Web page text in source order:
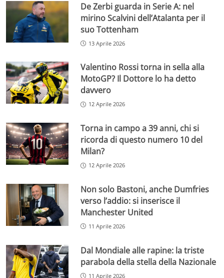
De Zerbi guarda in Serie A: nel
mirino Scalvini dell’Atalanta per il
suo Tottenham
13 Aprile 2026
Valentino Rossi torna in sella alla
MotoGP? Il Dottore lo ha detto
davvero
12 Aprile 2026
Torna in campo a 39 anni, chi si
ricorda di questo numero 10 del
Milan?
12 Aprile 2026
Non solo Bastoni, anche Dumfries
verso l’addio: si inserisce il
Manchester United
11 Aprile 2026
Dal Mondiale alle rapine: la triste
parabola della stella della Nazionale
11 Aprile 2026